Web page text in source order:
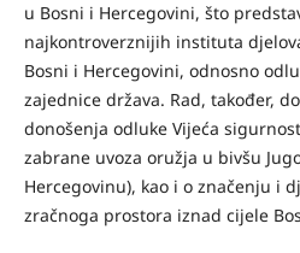
u Bosni i Hercegovini, što
najkontroverznijih instituta
Bosni i Hercegovini, odnosno
zajednice država. Rad, također,
donošenja odluke Vijeća
zabrane uvoza oružja u bivšu
Hercegovinu), kao i o značenju i
zračnoga prostora iznad cijele